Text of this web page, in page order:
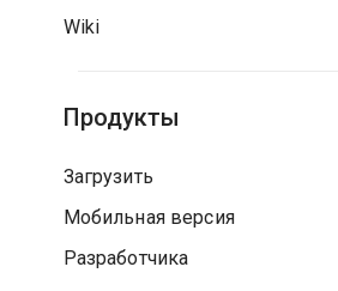
Wiki
Продукты
Загрузить
Мобильная версия
Разработчика